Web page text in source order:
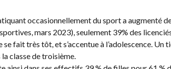
occasionnellement du sport a augmenté
mars 2023), seulement 39% des
fait très tôt, et s’accentue à l’adolescence. Un
classe de troisième.